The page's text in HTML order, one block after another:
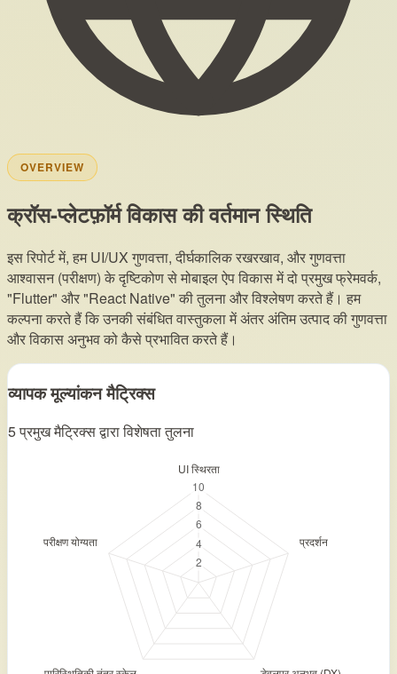
OVERVIEW
क्रॉस-प्लेटफ़ॉर्म विकास की वर्तमान स्थिति
इस रिपोर्ट में, हम UI/UX गुणवत्ता, दीर्घकालिक रखरखाव, और गुणवत्ता
आश्वासन (परीक्षण) के दृष्टिकोण से मोबाइल ऐप विकास में दो प्रमुख फ्रेमवर्क,
"Flutter" और "React Native" की तुलना और विश्लेषण करते हैं। हम
कल्पना करते हैं कि उनकी संबंधित वास्तुकला में अंतर अंतिम उत्पाद की गुणवत्ता
और विकास अनुभव को कैसे प्रभावित करते हैं।
व्यापक मूल्यांकन मैट्रिक्स
5 प्रमुख मैट्रिक्स द्वारा विशेषता तुलना